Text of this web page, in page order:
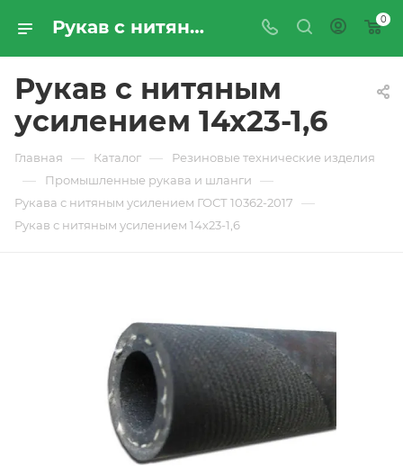
Рукав с нитяным усилением 14х23-1,6 - купить по цене производителя с доставкой по Москве и России | ПРОМРЕСУРССЕРВИС 0
Рукав с нитяным
усилением 14х23-1,6
Главная — Каталог — Резиновые технические изделия
— Промышленные рукава и шланги —
Рукава с нитяным усилением ГОСТ 10362-2017 —
Рукав с нитяным усилением 14х23-1,6